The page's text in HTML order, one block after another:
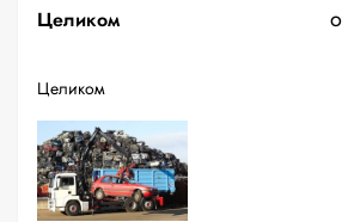
Целиком
Целиком